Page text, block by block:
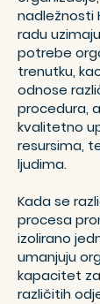
nadležnosti
radu
potrebe
trenutku,
odnose
procedura,
kvalitetno
resursima,
ljudima.
Kada se
procesa
izolirano
umanjuju
kapacitet
različitih